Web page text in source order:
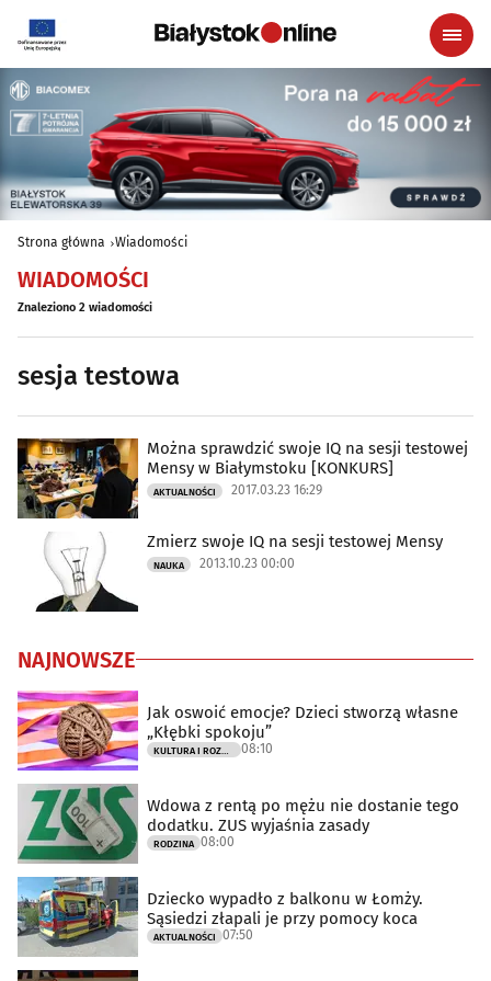
Strona główna Wiadomości
WIADOMOŚCI
Znaleziono 2 wiadomości
sesja testowa
Można sprawdzić swoje IQ na sesji testowej
Mensy w Białymstoku [KONKURS]
AKTUALNOŚCI 2017.03.23 16:29
Zmierz swoje IQ na sesji testowej Mensy
NAUKA 2013.10.23 00:00
NAJNOWSZE
Jak oswoić emocje? Dzieci stworzą własne
„Kłębki spokoju”
KULTURA I ROZRYWKA 08:10
Wdowa z rentą po mężu nie dostanie tego
dodatku. ZUS wyjaśnia zasady
RODZINA 08:00
Dziecko wypadło z balkonu w Łomży.
Sąsiedzi złapali je przy pomocy koca
AKTUALNOŚCI 07:50